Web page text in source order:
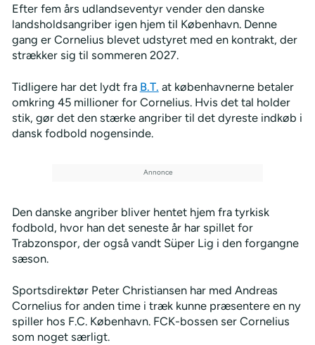
Efter fem års udlandseventyr vender den danske
landsholdsangriber igen hjem til København. Denne
gang er Cornelius blevet udstyret med en kontrakt, der
strækker sig til sommeren 2027.
Tidligere har det lydt fra B.T. at københavnerne betaler
omkring 45 millioner for Cornelius. Hvis det tal holder
stik, gør det den stærke angriber til det dyreste indkøb i
dansk fodbold nogensinde.
Den danske angriber bliver hentet hjem fra tyrkisk
fodbold, hvor han det seneste år har spillet for
Trabzonspor, der også vandt Süper Lig i den forgangne
sæson.
Sportsdirektør Peter Christiansen har med Andreas
Cornelius for anden time i træk kunne præsentere en ny
spiller hos F.C. København. FCK-bossen ser Cornelius
som noget særligt.